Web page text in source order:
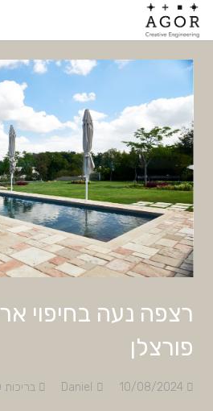
רצפה נעה בחיפוי
פורצלן
10/08/2024
Daniel בריכות